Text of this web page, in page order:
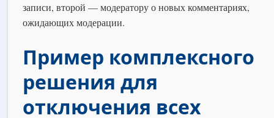
записи, второй — модератору о новых комментариях,
ожидающих модерации.
Пример комплексного
решения для
отключения всех